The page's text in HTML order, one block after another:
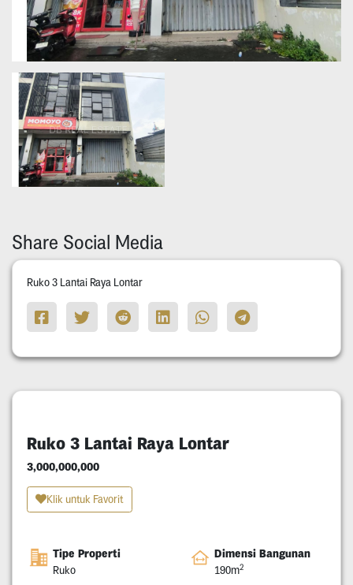
Share Social Media
Ruko 3 Lantai Raya Lontar
Ruko 3 Lantai Raya Lontar
3,000,000,000
Klik untuk Favorit
Tipe Properti
Ruko
Dimensi Bangunan
190m2